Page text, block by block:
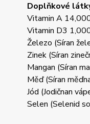
Doplňkové
Vitamin A
Vitamin D3
Železo (Síran
Zinek (Síran
Mangan (Síran
Měď (Síran
Jód (Jodičnan
Selen (Selenid